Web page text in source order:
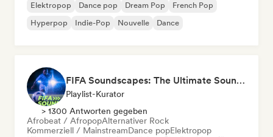
Elektropop Dance pop Dream Pop
French Pop
Hyperpop
Indie-Pop Nouvelle Dance
FIFA Soundscapes: The Ultimate Soundtrack ⚽️ Festival Indie, Electropop & Dance Anthems
Playlist-Kurator
> 1300 Antworten gegeben
Afrobeat / AfropopAlternativer Rock
Kommerziell / MainstreamDance popElektropop